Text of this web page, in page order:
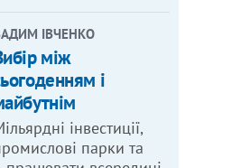
ІВЧЕНКО
між
і
інвестиції,
парки та